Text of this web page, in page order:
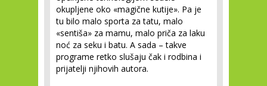
okupljene oko «magične kutije». Pa je
tu bilo malo sporta za tatu, malo
«sentiša» za mamu, malo priča za laku
noć za seku i batu. A sada – takve
programe retko slušaju čak i rodbina i
prijatelji njihovih autora.